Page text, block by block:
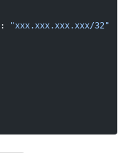
:
"xxx.xxx.xxx.xxx/32"